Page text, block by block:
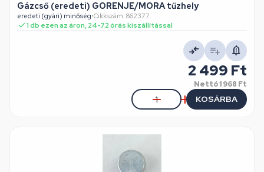
Gázcső (eredeti) GORENJE/MORA tűzhely
eredeti (gyári) minőség•Cikkszám: 862377
1 db ezen az áron, 24-72 órás kiszállítással
2 499 Ft
Nettó1 968 Ft
KOSÁRBA